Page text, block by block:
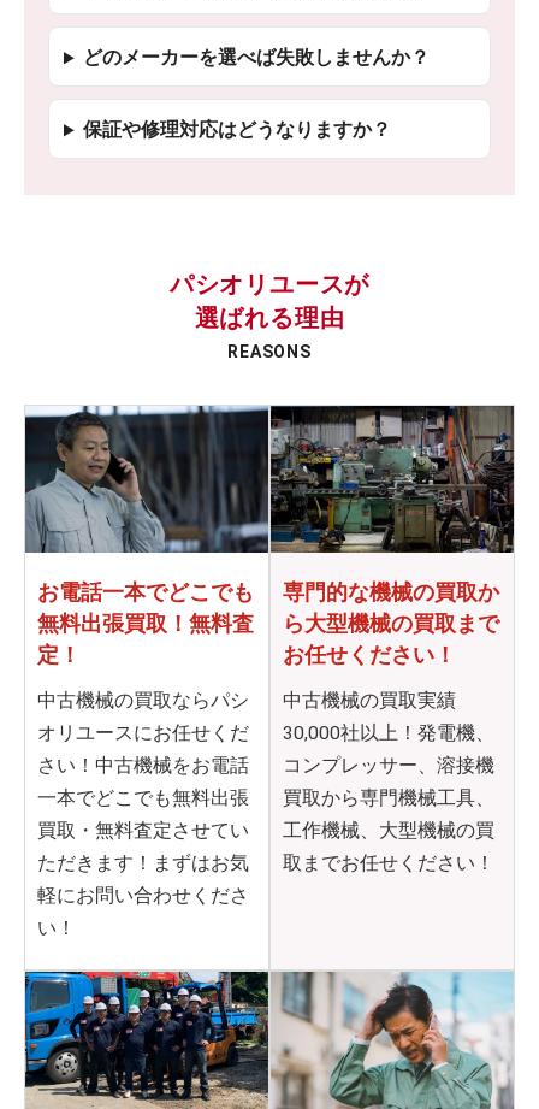
どのメーカーを選べば失敗しませんか？
保証や修理対応はどうなりますか？
パシオリユースが
選ばれる理由
REASONS
お電話一本でどこでも
無料出張買取！無料査
定！
中古機械の買取ならパシ
オリユースにお任せくだ
さい！中古機械をお電話
一本でどこでも無料出張
買取・無料査定させてい
ただきます！まずはお気
軽にお問い合わせくださ
い！
専門的な機械の買取か
ら大型機械の買取まで
お任せください！
中古機械の買取実績
30,000社以上！発電機、
コンプレッサー、溶接機
買取から専門機械工具、
工作機械、大型機械の買
取までお任せください！